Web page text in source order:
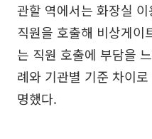
관할 역에서는 화장실
직원을 호출해 비상게이
는 직원 호출에 부담을
례와 기관별 기준 차이
명했다.